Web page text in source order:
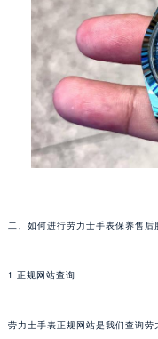
二、如何进行劳力士手表保养售后
1.正规网站查询
劳力士手表正规网站是我们查询